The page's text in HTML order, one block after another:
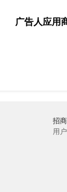
广告人应用
招
用